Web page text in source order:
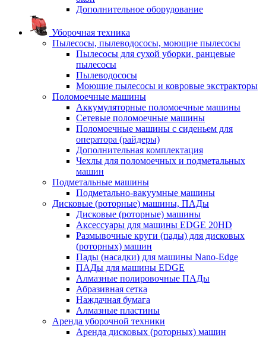
Дополнительное оборудование
Уборочная техника
Пылесосы, пылеводососы, моющие пылесосы
Пылесосы для сухой уборки, ранцевые
пылесосы
Пылеводососы
Моющие пылесосы и ковровые экстракторы
Поломоечные машины
Аккумуляторные поломоечные машины
Сетевые поломоечные машины
Поломоечные машины с сиденьем для
оператора (райдеры)
Дополнительная комплектация
Чехлы для поломоечных и подметальных
машин
Подметальные машины
Подметально-вакуумные машины
Дисковые (роторные) машины, ПАДы
Дисковые (роторные) машины
Аксессуары для машины EDGE 20HD
Размывочные круги (пады) для дисковых
(роторных) машин
Пады (насадки) для машины Nano-Edge
ПАДы для машины EDGE
Алмазные полировочные ПАДы
Абразивная сетка
Наждачная бумага
Алмазные пластины
Аренда уборочной техники
Аренда дисковых (роторных) машин